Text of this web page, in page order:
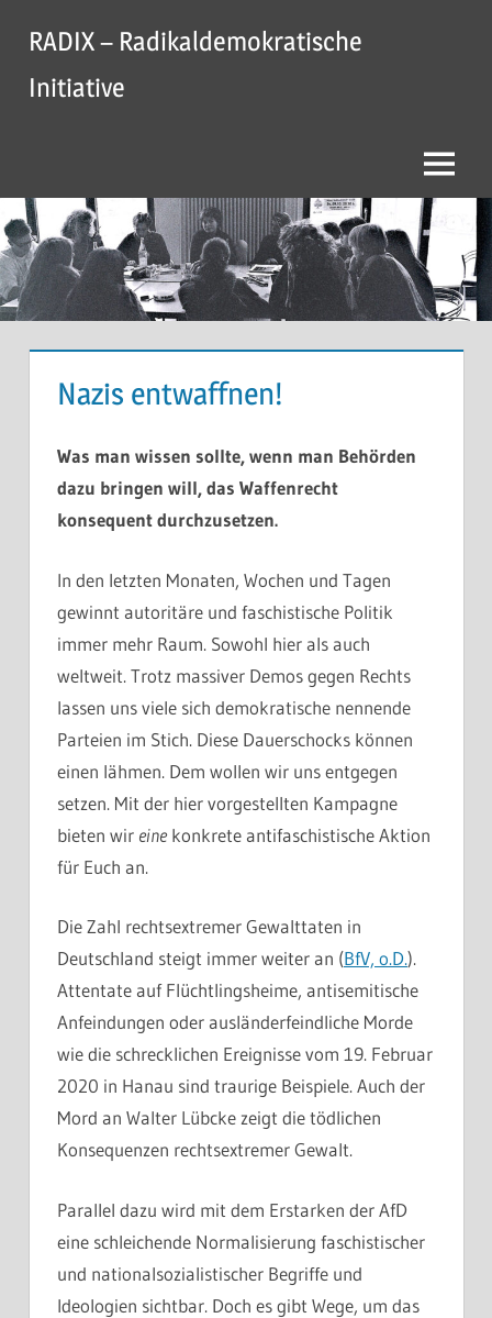
Inhalt
springen
RADIX – Radikaldemokratische
Initiative
Menü
Nazis entwaffnen!
Was man wissen sollte, wenn man Behörden
dazu bringen will, das Waffenrecht
konsequent durchzusetzen.
In den letzten Monaten, Wochen und Tagen
gewinnt autoritäre und faschistische Politik
immer mehr Raum. Sowohl hier als auch
weltweit. Trotz massiver Demos gegen Rechts
lassen uns viele sich demokratische nennende
Parteien im Stich. Diese Dauerschocks können
einen lähmen. Dem wollen wir uns entgegen
setzen. Mit der hier vorgestellten Kampagne
bieten wir einekonkrete antifaschistische Aktion
für Euch an.
Die Zahl rechtsextremer Gewalttaten in
Deutschland steigt immer weiter an (BfV, o.D.).
Attentate auf Flüchtlingsheime, antisemitische
Anfeindungen oder ausländerfeindliche Morde
wie die schrecklichen Ereignisse vom 19. Februar
2020 in Hanau sind traurige Beispiele. Auch der
Mord an Walter Lübcke zeigt die tödlichen
Konsequenzen rechtsextremer Gewalt.
Parallel dazu wird mit dem Erstarken der AfD
eine schleichende Normalisierung faschistischer
und nationalsozialistischer Begriffe und
Ideologien sichtbar. Doch es gibt Wege, um das